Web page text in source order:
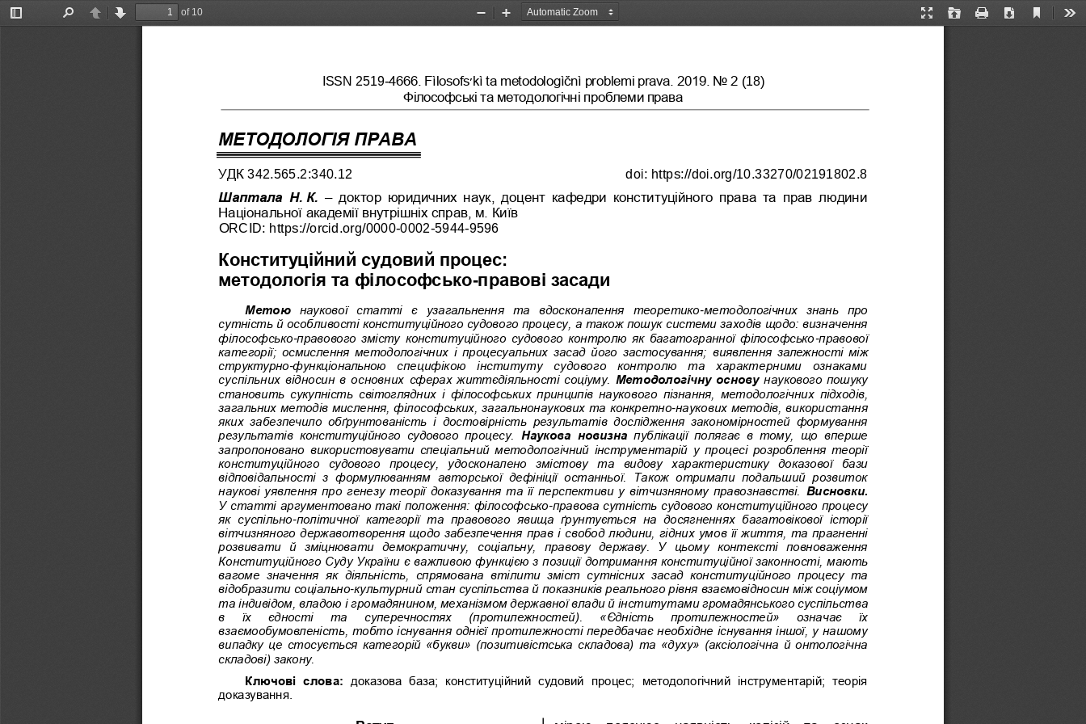
Toggle
PreviousNext
of 10
Presentation
Open Print Download
Current
Zoom
Zoom
ISSN 2519-4666. Fìlosofs׳kì ta metodologìčnì problemi prava. 2019. No 2 (18)
Філософські та методологічні проблеми права
МЕТОДОЛОГІЯ ПРАВА
УДК 342.565.2:340.12 doi: https://doi.org/10.33270/02191802 .8
Шаптала Н. К. – доктор  юридичних  наук,  доцент  кафедри  конституційного  права  та  прав  людини
Національної академії внутрішніх справ, м. Київ
ORCID: https://orcid.org/0000-0002-5944-9596
Конституційний судовий процес:
методологія та філософсько-правові засади
Метою наукової  статті  є  узагальнення  та  вдосконалення  теоретико-методологічних  знань  про
сутність й особливості конституційного судового процесу, а також пошук системи заходів щодо: визначення
філософсько-правового змісту конституційного судового контролю як багатогранної філософсько-правової
категорії; осмислення методологічних і процесуальних засад його застосування; виявлення залежності між
структурно-функціональною
специфікою  інституту  судового  контролю  та  характерними  ознаками
суспільних відносин в основних сферах життєдіяльності соціуму. Методологічну основу наукового пошуку
становить сукупність світоглядних і філософських принципів наукового пізнання, методологічних підходів,
загальних методів мислення, філософських , загальнонаукових та конкретно-наукових методів, використання
яких  забезпечило  обґрунтованість  і  достовірність  результатів  дослідження  закономірностей  формування
результатів  конституційного  судового  процесу. Наукова  новизна публікації  полягає  в  тому,  що вперше
запропоновано використовувати спеціальний методологічний інструментарій у процесі розроблення теорії
конституційного  судового  процесу,  удосконалено  змістову  та  видову  характеристику  доказової  бази
відповідальності  з  формулюванням  авторської  дефініції  останньої.  Також  отримали  подальший  розвиток
наукові уявлення про генезу теорії доказування та її перспективи у вітчизняному правознавстві.
Висновки.
У статті аргументовано такі положення: філософсько-правова сутність судового конституційного процесу
як  суспільно-політичної  категорії  та  правового  явища  ґрунтується  на  досягненнях  багатовікової  історії
вітчизняного державотворення щодо забезпечення прав і свобод людини, гідних умов її життя, та прагненні
розвивати  й  зміцнювати  демократичну,  соціальну,  правову  державу.  У  цьому  контексті  повноваження
Конституційного Суду України є важливою функцією з позиції дотримання конституційної законності, мають
вагоме  значення  як  діяльність,
спрямована втілити зміст  сутнісних  засад  конституційного  процесу  та
відобразити соціально-культурний стан суспільства й показників реального рівня взаємовідносин між соціумом
та індивідом, владою і громадянином, механізмом державної влади й інститутами громадянського суспільства
в
їх   єдності   та   суперечностях   (протилежностей).   «Єдність   протилежностей»   означає   їх
взаємообумовленість, тобто існування однієї протилежності передбачає необхідне існування іншої, у нашому
випадку це стосується категорій «букви» (позитивістська складова) та «духу» (аксіологічна й онтологічна
складові) закону.
Ключові  слова:
доказова  база;  конституційний  судовий  процес;
методологічний  інструментарій;  теорія
доказування.